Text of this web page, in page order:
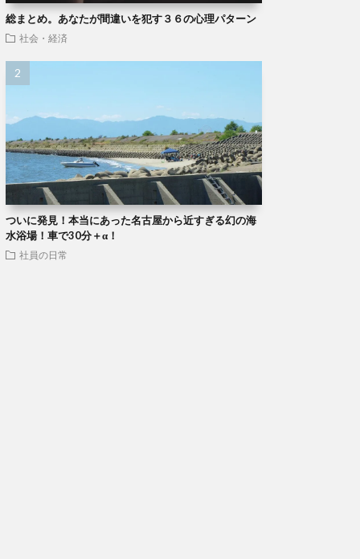
総まとめ。あなたが間違いを犯す３６の心理パターン
社会・経済
ついに発見！本当にあった名古屋から近すぎる幻の海
水浴場！車で30分＋α！
社員の日常